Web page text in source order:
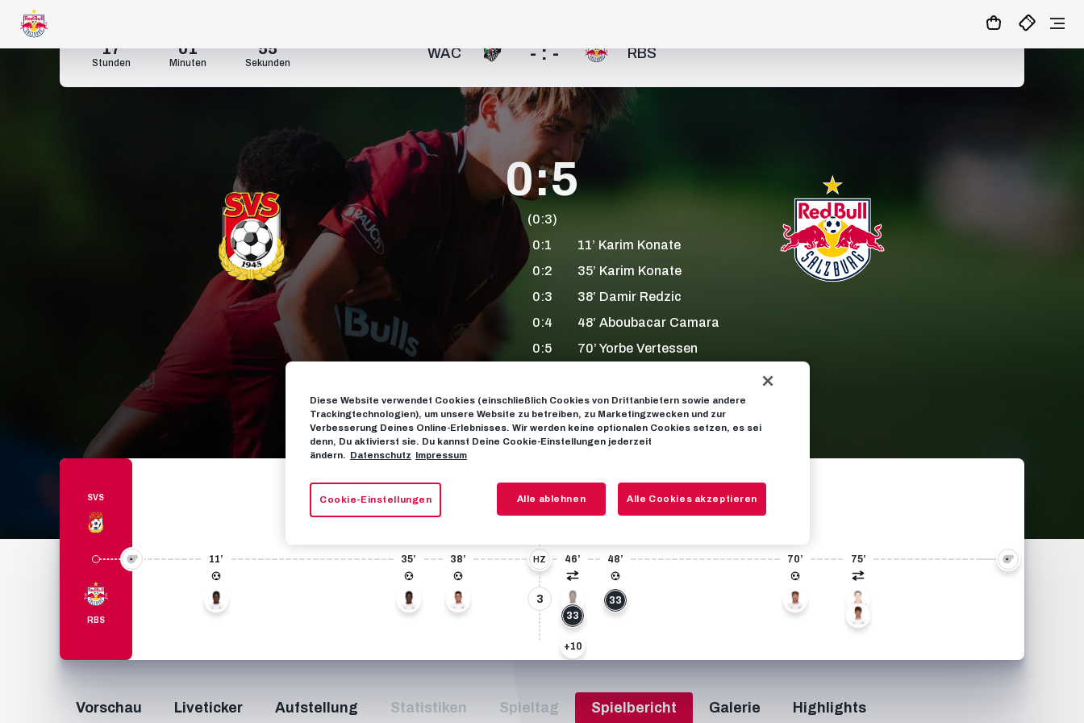
17
Stunden
01
Minuten
54
Sekunden
WAC - : - RBS
0:5
(0:3)
0:1
11’ Karim Konate
0:2
35’ Karim Konate
0:3
38’ Damir Redzic
0:4
48’ Aboubacar Camara
0:5
70’ Yorbe Vertessen
ZUM SPIELPLAN
SVS
RBS
11’
19
35’
19
38’
23
0
HZ
3
46’
33
19
+10
48’
33
70’
11
75’
28
7
Vorschau Liveticker Aufstellung Statistiken Spieltag Spielbericht Galerie Highlights
Diese Website verwendet Cookies (einschließlich Cookies von Drittanbietern sowie andere
Trackingtechnologien), um unsere Website zu betreiben, zu Marketingzwecken und zur
Verbesserung Deines Online-Erlebnisses. Wir werden keine optionalen Cookies setzen, es sei
denn, Du aktivierst sie. Du kannst Deine Cookie-Einstellungen jederzeit
ändern. Datenschutz Impressum
Cookie-Einstellungen Alle ablehnen Alle Cookies akzeptieren